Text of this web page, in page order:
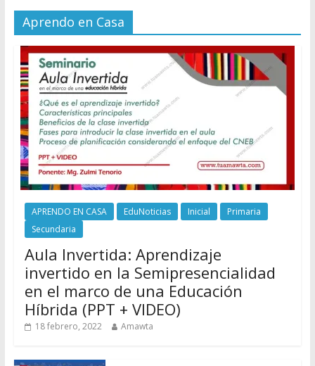
Aprendo en Casa
APRENDO EN CASA EduNoticias Inicial
Primaria
Secundaria
Aula Invertida: Aprendizaje
invertido en la Semipresencialidad
en el marco de una Educación
Híbrida (PPT + VIDEO)
18 febrero, 2022 Amawta